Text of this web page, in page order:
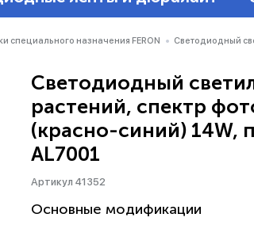
специального назначения FERON Светодиодный
Светодиодный
растений, спектр
(красно-синий) 14W,
AL7001
Артикул 41352
Основные модификации